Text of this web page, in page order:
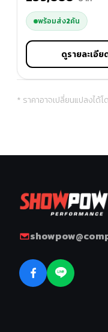
พร้อมส่ง2คัน
ดูรายละเอีย
* ราคาอาจเปลี่ยนแปลงได้